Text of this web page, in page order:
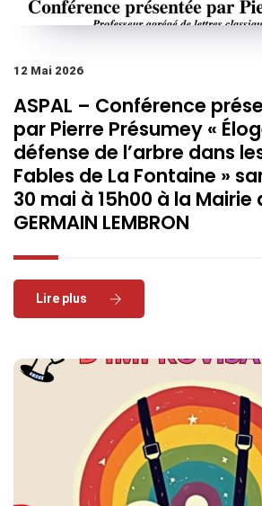
12 Mai 2026
ASPAL – Conférence
par Pierre Présumey «
défense de l’arbre dans
Fables de La Fontaine »
30 mai à 15h00 à la Mairie
GERMAIN LEMBRON
Read More